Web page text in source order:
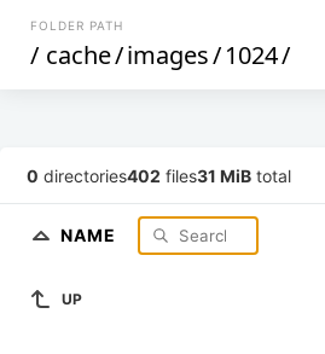
FOLDER PATH
/ cache/images/1024/
0 directories402 files31 MiB total
NAME
UP